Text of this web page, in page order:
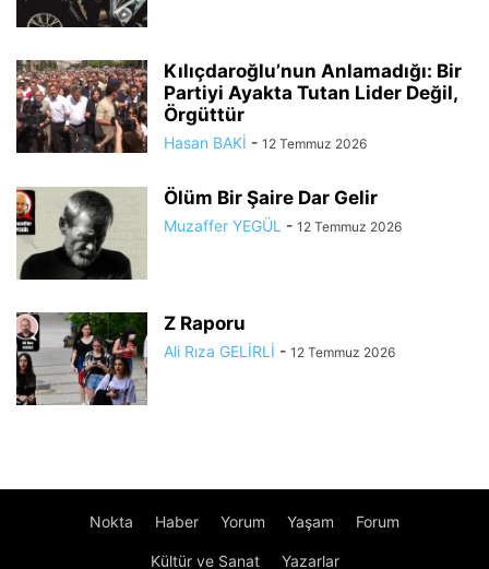
Kılıçdaroğlu’nun Anlamadığı: Bir
Partiyi Ayakta Tutan Lider Değil,
Örgüttür
Hasan BAKİ - 12 Temmuz 2026
Ölüm Bir Şaire Dar Gelir
Muzaffer YEGÜL - 12 Temmuz 2026
Z Raporu
Ali Rıza GELİRLİ - 12 Temmuz 2026
Nokta Haber Yorum Yaşam Forum
Kültür ve Sanat Yazarlar